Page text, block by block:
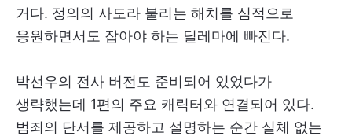
거다. 정의의 사도라 불리는 해치를 심적으로
응원하면서도 잡아야 하는 딜레마에 빠진다.
박선우의 전사 버전도 준비되어 있었다가
생략했는데 1편의 주요 캐릭터와 연결되어 있다.
범죄의 단서를 제공하고 설명하는 순간 실체 없는